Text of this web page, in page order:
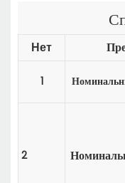
Нет
1
2